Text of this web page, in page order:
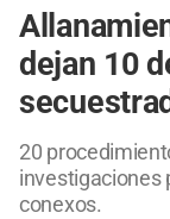
dejan 10
20
investigaciones
conexos.